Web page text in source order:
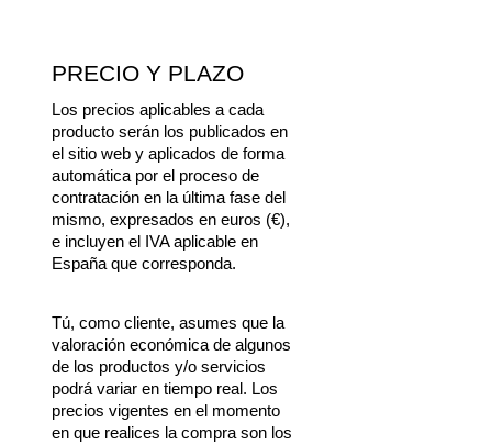
PRECIO Y PLAZO
Los precios aplicables a cada
producto serán los publicados en
el sitio web y aplicados de forma
automática por el proceso de
contratación en la última fase del
mismo, expresados en euros (€),
e incluyen el IVA aplicable en
España que corresponda.
Tú, como cliente, asumes que la
valoración económica de algunos
de los productos y/o servicios
podrá variar en tiempo real. Los
precios vigentes en el momento
en que realices la compra son los